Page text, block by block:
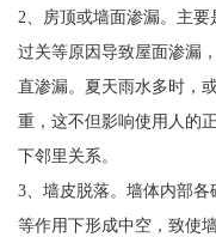
2、房顶或墙面渗漏。主
过关等原因导致屋面渗漏
直渗漏。夏天雨水多时，
重，这不但影响使用人的
下邻里关系。
3、墙皮脱落。墙体内部
等作用下形成中空，致使